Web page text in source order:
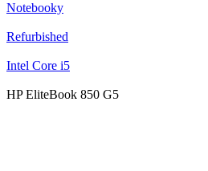
Notebooky
Refurbished
Intel Core i5
HP EliteBook 850 G5